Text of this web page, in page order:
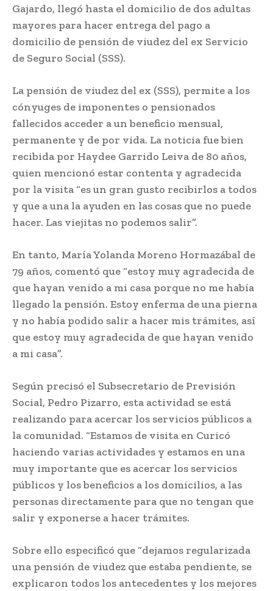
Gajardo, llegó hasta el domicilio de dos adultas
mayores para hacer entrega del pago a
domicilio de pensión de viudez del ex Servicio
de Seguro Social (SSS).
La pensión de viudez del ex (SSS), permite a los
cónyuges de imponentes o pensionados
fallecidos acceder a un beneficio mensual,
permanente y de por vida. La noticia fue bien
recibida por Haydee Garrido Leiva de 80 años,
quien mencionó estar contenta y agradecida
por la visita “es un gran gusto recibirlos a todos
y que a una la ayuden en las cosas que no puede
hacer. Las viejitas no podemos salir”.
En tanto, María Yolanda Moreno Hormazábal de
79 años, comentó que “estoy muy agradecida de
que hayan venido a mi casa porque no me había
llegado la pensión. Estoy enferma de una pierna
y no había podido salir a hacer mis trámites, así
que estoy muy agradecida de que hayan venido
a mi casa”.
Según precisó el Subsecretario de Previsión
Social, Pedro Pizarro, esta actividad se está
realizando para acercar los servicios públicos a
la comunidad. “Estamos de visita en Curicó
haciendo varias actividades y estamos en una
muy importante que es acercar los servicios
públicos y los beneficios a los domicilios, a las
personas directamente para que no tengan que
salir y exponerse a hacer trámites.
Sobre ello especificó que “dejamos regularizada
una pensión de viudez que estaba pendiente, se
explicaron todos los antecedentes y los mejores